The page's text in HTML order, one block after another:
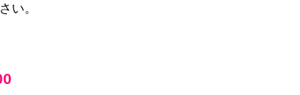
い。